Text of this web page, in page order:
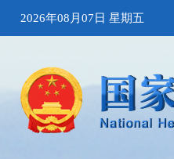
2026年08月07日 星期五